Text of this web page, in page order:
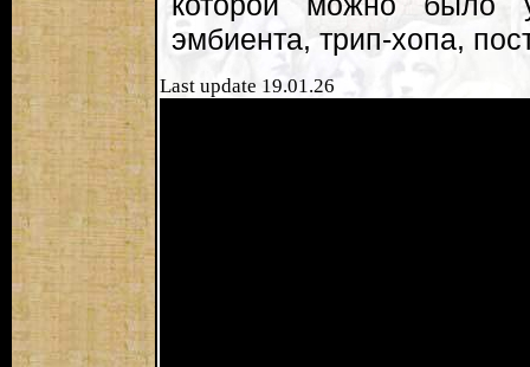
эмбиента, трип-хопа,
Last update 19.01.26